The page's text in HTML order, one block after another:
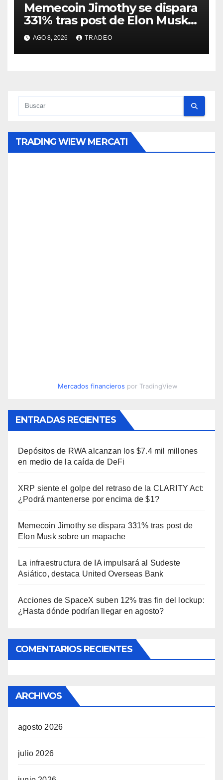
Memecoin Jimothy se dispara
331% tras post de Elon Musk
sobre un mapache
AGO 8, 2026 TRADEO
TRADING WIEW MERCATI
Mercados financieros por TradingView
ENTRADAS RECIENTES
Depósitos de RWA alcanzan los $7.4 mil millones
en medio de la caída de DeFi
XRP siente el golpe del retraso de la CLARITY Act:
¿Podrá mantenerse por encima de $1?
Memecoin Jimothy se dispara 331% tras post de
Elon Musk sobre un mapache
La infraestructura de IA impulsará al Sudeste
Asiático, destaca United Overseas Bank
Acciones de SpaceX suben 12% tras fin del lockup:
¿Hasta dónde podrían llegar en agosto?
COMENTARIOS RECIENTES
ARCHIVOS
agosto 2026
julio 2026